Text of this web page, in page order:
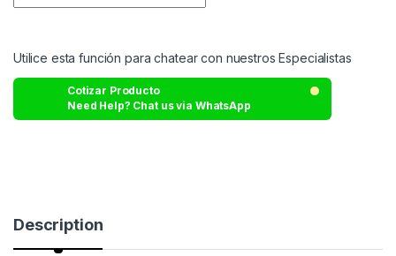
Utilice esta función para chatear con nuestros Especialistas
Cotizar Producto
Need Help? Chat us via WhatsApp
Description